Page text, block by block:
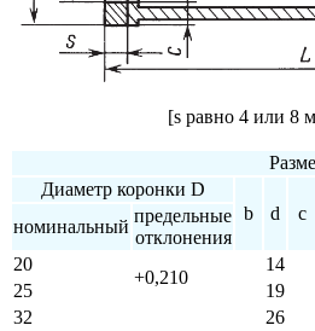
[s равно 4 или 8
Диаметр коронки D
b
d c
номинальный
предельные
отклонения
20
+0,210
14
25 19
32
26